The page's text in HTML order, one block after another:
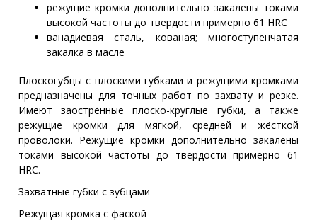
режущие кромки дополнительно закалены токами
высокой частоты до твердости примерно 61 HRC
ванадиевая сталь, кованая; многоступенчатая
закалка в масле
Плоскогубцы с плоскими губками и режущими кромками
предназначены для точных работ по захвату и резке.
Имеют заострённые плоско-круглые губки, а также
режущие кромки для мягкой, средней и жёсткой
проволоки. Режущие кромки дополнительно закалены
токами высокой частоты до твёрдости примерно 61
HRC.
Захватные губки с зубцами
Режущая кромка с фаской